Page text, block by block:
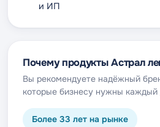
и ИП
Почему продукты Астрал
Вы рекомендуете надёжный
которые бизнесу нужны каждый
Более 33 лет на рынке